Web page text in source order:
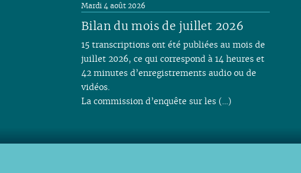
Bilan du mois de juillet 2026
Mardi 4 août 2026
15 transcriptions ont été publiées au mois de
juillet 2026, ce qui correspond à 14 heures et
42 minutes d’enregistrements audio ou de
vidéos.
La commission d’enquête sur les (…)